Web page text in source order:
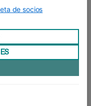
Grado
formativo
de socios